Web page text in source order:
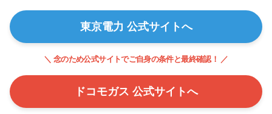
東京電力 公式サイトへ
＼ 念のため公式サイトでご自身の条件と最終確認！ ／
ドコモガス 公式サイトへ